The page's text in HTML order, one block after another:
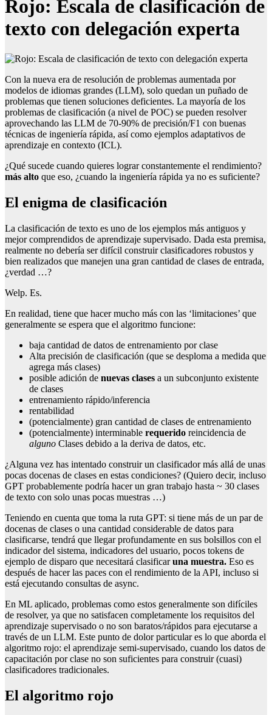
Rojo: Escala de clasificación de
texto con delegación experta
Con la nueva era de resolución de problemas aumentada por
modelos de idiomas grandes (LLM), solo quedan un puñado de
problemas que tienen soluciones deficientes. La mayoría de los
problemas de clasificación (a nivel de POC) se pueden resolver
aprovechando las LLM de 70-90% de precisión/F1 con buenas
técnicas de ingeniería rápida, así como ejemplos adaptativos de
aprendizaje en contexto (ICL).
¿Qué sucede cuando quieres lograr constantemente el rendimiento?
más alto que eso, ¿cuando la ingeniería rápida ya no es suficiente?
El enigma de clasificación
La clasificación de texto es uno de los ejemplos más antiguos y
mejor comprendidos de aprendizaje supervisado. Dada esta premisa,
realmente no debería ser difícil construir clasificadores robustos y
bien realizados que manejen una gran cantidad de clases de entrada,
¿verdad …?
Welp. Es.
En realidad, tiene que hacer mucho más con las ‘limitaciones’ que
generalmente se espera que el algoritmo funcione:
baja cantidad de datos de entrenamiento por clase
Alta precisión de clasificación (que se desploma a medida que
agrega más clases)
posible adición de nuevas clases a un subconjunto existente
de clases
entrenamiento rápido/inferencia
rentabilidad
(potencialmente) gran cantidad de clases de entrenamiento
(potencialmente) interminable requerido reincidencia de
alguno Clases debido a la deriva de datos, etc.
¿Alguna vez has intentado construir un clasificador más allá de unas
pocas docenas de clases en estas condiciones? (Quiero decir, incluso
GPT probablemente podría hacer un gran trabajo hasta ~ 30 clases
de texto con solo unas pocas muestras …)
Teniendo en cuenta que toma la ruta GPT: si tiene más de un par de
docenas de clases o una cantidad considerable de datos para
clasificarse, tendrá que llegar profundamente en sus bolsillos con el
indicador del sistema, indicadores del usuario, pocos tokens de
ejemplo de disparo que necesitará clasificaruna muestra. Eso es
después de hacer las paces con el rendimiento de la API, incluso si
está ejecutando consultas de async.
En ML aplicado, problemas como estos generalmente son difíciles
de resolver, ya que no satisfacen completamente los requisitos del
aprendizaje supervisado o no son baratos/rápidos para ejecutarse a
través de un LLM. Este punto de dolor particular es lo que aborda el
algoritmo rojo: el aprendizaje semi-supervisado, cuando los datos de
capacitación por clase no son suficientes para construir (cuasi)
clasificadores tradicionales.
El algoritmo rojo